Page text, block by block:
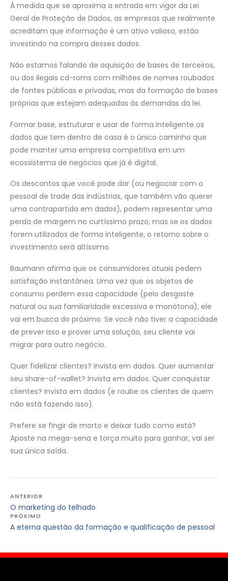
À medida que se aproxima a entrada em vigor da Lei
Geral de Proteção de Dados, as empresas que realmente
acreditam que informação é um ativo valioso, estão
investindo na compra desses dados.
Não estamos falando de aquisição de bases de terceiros,
ou dos ilegais cd-roms com milhões de nomes roubados
de fontes públicas e privadas, mas da formação de bases
próprias que estejam adequadas às demandas da lei.
Formar base, estruturar e usar de forma inteligente os
dados que tem dentro de casa é o único caminho que
pode manter uma empresa competitiva em um
ecossistema de negócios que já é digital.
Os descontos que você pode dar (ou negociar com o
pessoal de trade das indústrias, que também vão querer
uma contrapartida em dados), podem representar uma
perda de margem no curtíssimo prazo, mas se os dados
forem utilizados de forma inteligente, o retorno sobre o
investimento será altíssimo.
Baumann afirma que os consumidores atuais pedem
satisfação instantânea. Uma vez que os objetos de
consumo perdem essa capacidade (pelo desgaste
natural ou sua familiaridade excessiva e monótona), ele
vai em busca do próximo. Se você não tiver a capacidade
de prever isso e prover uma solução, seu cliente vai
migrar para outro negócio.
Quer fidelizar clientes? Invista em dados. Quer aumentar
seu share-of-wallet? Invista em dados. Quer conquistar
clientes? Invista em dados (e roube os clientes de quem
não está fazendo isso).
Prefere se fingir de morto e deixar tudo como está?
Aposte na mega-sena e torça muito para ganhar, vai ser
sua única saída.
Navegação
de
Post
ANTERIOR
O marketing do telhado
PRÓXIMO
A eterna questão da formação e qualificação de pessoal